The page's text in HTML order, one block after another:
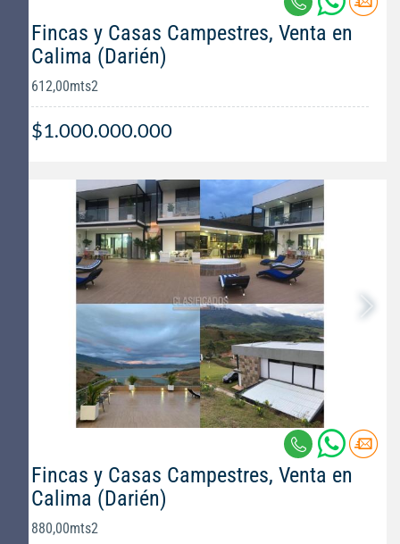
Fincas y Casas Campestres, Venta en
Calima (Darién)
612,00mts2
$1.000.000.000
Fincas y Casas Campestres, Venta en
Calima (Darién)
880,00mts2